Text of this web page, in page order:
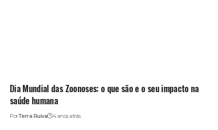
Dia Mundial das Zoonoses: o que são e o seu impacto na
saúde humana
PorTerra Ruiva 4 anos atrás